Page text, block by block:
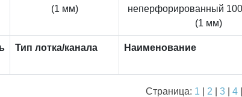
(1 мм)
неперфорированный
(1 мм)
Тип лотка/канала Наименование
Страница: 1 2 3| 4|